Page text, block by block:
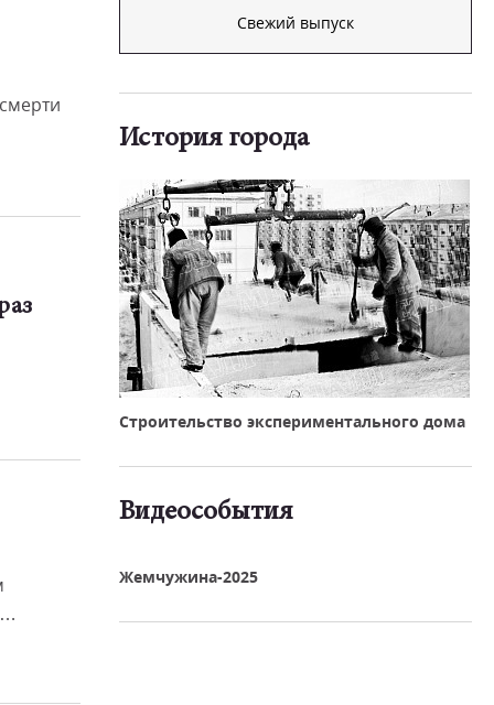
Свежий выпуск
История города
Строительство экспериментального дома
Видеособытия
видео
Жемчужина-2025